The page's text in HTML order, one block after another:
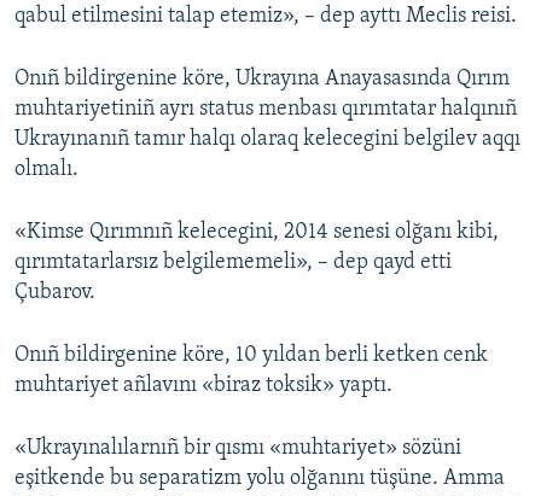
qabul etilmesini talap etemiz», – dep ayttı Meclis reisi.
Onıñ bildirgenine köre, Ukrayına Anayasasında Qırım
muhtariyetiniñ ayrı status menbası qırımtatar halqınıñ
Ukrayınanıñ tamır halqı olaraq kelecegini belgilev aqqı
olmalı.
«Kimse Qırımnıñ kelecegini, 2014 senesi olğanı kibi,
qırımtatarlarsız belgilememeli», – dep qayd etti
Çubarov.
Onıñ bildirgenine köre, 10 yıldan berli ketken cenk
muhtariyet añlavını «biraz toksik» yaptı.
«Ukrayınalılarnıñ bir qısmı «muhtariyet» sözüni
eşitkende bu separatizm yolu olğanını tüşüne. Amma